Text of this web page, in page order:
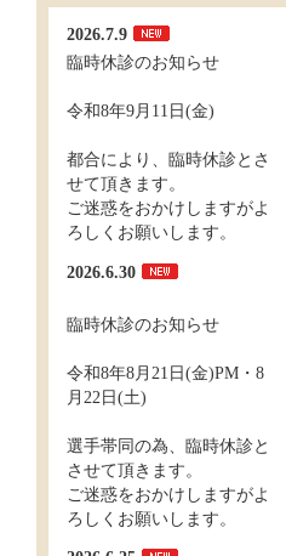
2026.7.9
臨時休診のお知らせ
令和8年9月11日(金)
都合により、臨時休診とさ
せて頂きます。
ご迷惑をおかけしますがよ
ろしくお願いします。
2026.6.30
臨時休診のお知らせ
令和8年8月21日(金)PM・8
月22日(土)
選手帯同の為、臨時休診と
させて頂きます。
ご迷惑をおかけしますがよ
ろしくお願いします。